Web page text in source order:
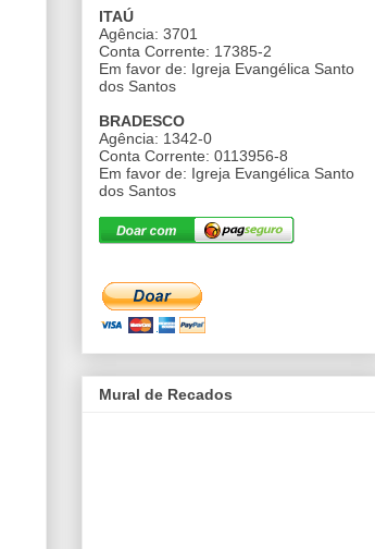
ITAÚ
Agência: 3701
Conta Corrente: 17385-2
Em favor de: Igreja Evangélica Santo
dos Santos
BRADESCO
Agência: 1342-0
Conta Corrente: 0113956-8
Em favor de: Igreja Evangélica Santo
dos Santos
Mural de Recados